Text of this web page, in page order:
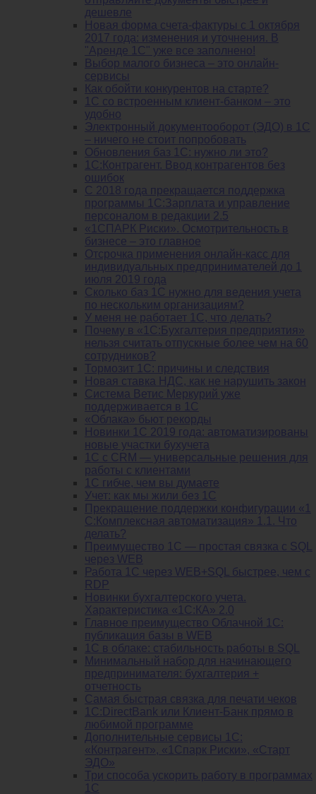
дешевле
Новая форма счета-фактуры с 1 октября
2017 года: изменения и уточнения. В
"Аренде 1С" уже все заполнено!
Выбор малого бизнеса – это онлайн-
сервисы
Как обойти конкурентов на старте?
1C со встроенным клиент-банком – это
удобно
Электронный документооборот (ЭДО) в 1С
– ничего не стоит попробовать
Обновления баз 1С: нужно ли это?
1С:Контрагент. Ввод контрагентов без
ошибок
С 2018 года прекращается поддержка
программы 1С:Зарплата и управление
персоналом в редакции 2.5
«1СПАРК Риски». Осмотрительность в
бизнесе – это главное
Отсрочка применения онлайн-касс для
индивидуальных предпринимателей до 1
июля 2019 года
Сколько баз 1C нужно для ведения учета
по нескольким организациям?
У меня не работает 1С, что делать?
Почему в «1С:Бухгалтерия предприятия»
нельзя считать отпускные более чем на 60
сотрудников?
Тормозит 1C: причины и следствия
Новая ставка НДС, как не нарушить закон
Система Ветис Меркурий уже
поддерживается в 1С
«Облака» бьют рекорды
Новинки 1С 2019 года: автоматизированы
новые участки бухучета
1С с CRM — универсальные решения для
работы с клиентами
1С гибче, чем вы думаете
Учет: как мы жили без 1С
Прекращение поддержки конфигурации «1
С:Комплексная автоматизация» 1.1. Что
делать?
Преимущество 1С — простая связка с SQL
через WEB
Работа 1С через WEB+SQL быстрее, чем с
RDP
Новинки бухгалтерского учета.
Характеристика «1С:КА» 2.0
Главное преимущество Облачной 1С:
публикация базы в WEB
1С в облаке: стабильность работы в SQL
Минимальный набор для начинающего
предпринимателя: бухгалтерия +
отчетность
Самая быстрая связка для печати чеков
1С:DirectBank или Клиент-Банк прямо в
любимой программе
Дополнительные сервисы 1С:
«Контрагент», «1Спарк Риски», «Старт
ЭДО»
Три способа ускорить работу в программах
1С